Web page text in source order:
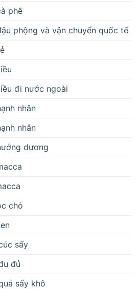
phê
phộng và vận chuyển quốc tế
đi nước ngoài
nhân
nhân
dương
chó
sấy
đủ
sấy khô